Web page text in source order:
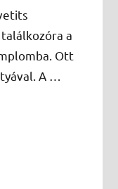
a
Ott
A …